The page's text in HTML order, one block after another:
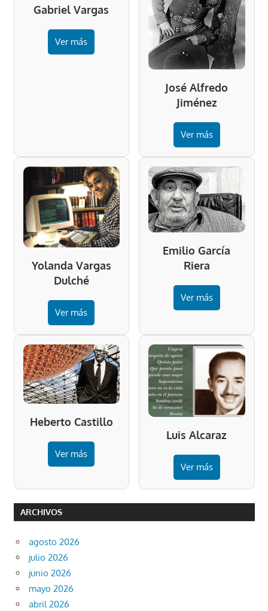
Gabriel Vargas
Ver más
José Alfredo
Jiménez
Ver más
Yolanda Vargas
Dulché
Ver más
Emilio García
Riera
Ver más
Heberto Castillo
Ver más
Luis Alcaraz
Ver más
ARCHIVOS
agosto 2026
julio 2026
junio 2026
mayo 2026
abril 2026